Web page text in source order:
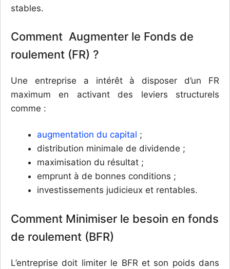
stables.
Comment Augmenter le Fonds de
roulement (FR) ?
Une entreprise a intérêt à disposer d’un FR
maximum en activant des leviers structurels
comme :
augmentation du capital ;
distribution minimale de dividende ;
maximisation du résultat ;
emprunt à de bonnes conditions ;
investissements judicieux et rentables.
Comment Minimiser le besoin en fonds
de roulement (BFR)
L’entreprise doit limiter le BFR et son poids dans